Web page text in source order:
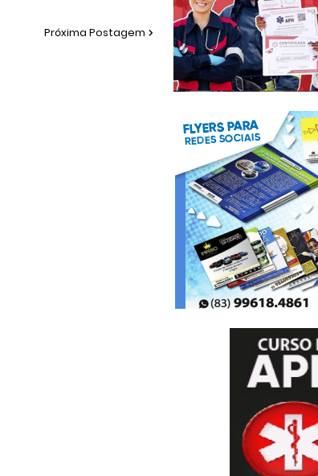
Próxima Postagem